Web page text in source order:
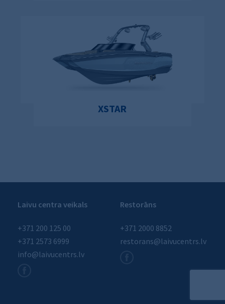
XSTAR
Laivu centra veikals
+371 200 125 00
+371 2573 6999
info@laivucentrs.lv
Restorāns
+371 2000 8852
restorans@laivucentrs.lv